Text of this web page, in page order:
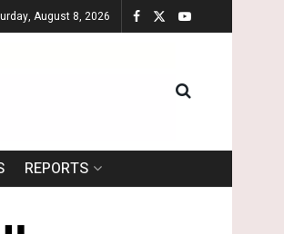
August 8, 2026
REPORTS